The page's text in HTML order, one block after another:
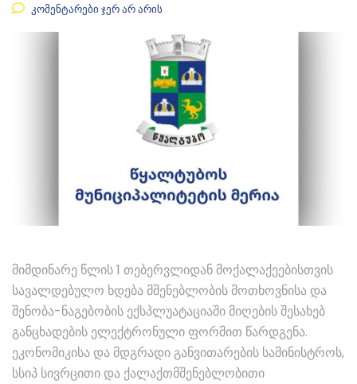
კომენტარები ჯერ არ არის
მიმდინარე წლის 1 თებერვლიდან მოქალაქეებისთვის
სავალდებულო ხდება მშენებლობის მოთხოვნისა და
შენობა-ნაგებობის ექსპლუატაციაში მიღების შესახებ
განცხადების ელექტრონული ფორმით წარდგენა.
ეკონომიკისა და მდგრადი განვითარების სამინისტროს,
სსიპ სივრცითი და ქალაქთმშენებლობითი